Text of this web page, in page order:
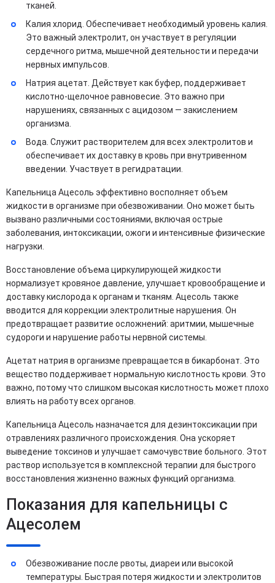
тканей.
Калия хлорид. Обеспечивает необходимый уровень калия.
Это важный электролит, он участвует в регуляции
сердечного ритма, мышечной деятельности и передачи
нервных импульсов.
Натрия ацетат. Действует как буфер, поддерживает
кислотно-щелочное равновесие. Это важно при
нарушениях, связанных с ацидозом — закислением
организма.
Вода. Служит растворителем для всех электролитов и
обеспечивает их доставку в кровь при внутривенном
введении. Участвует в регидратации.
Капельница Ацесоль эффективно восполняет объем
жидкости в организме при обезвоживании. Оно может быть
вызвано различными состояниями, включая острые
заболевания, интоксикации, ожоги и интенсивные физические
нагрузки.
Восстановление объема циркулирующей жидкости
нормализует кровяное давление, улучшает кровообращение и
доставку кислорода к органам и тканям. Ацесоль также
вводится для коррекции электролитные нарушения. Он
предотвращает развитие осложнений: аритмии, мышечные
судороги и нарушение работы нервной системы.
Ацетат натрия в организме превращается в бикарбонат. Это
вещество поддерживает нормальную кислотность крови. Это
важно, потому что слишком высокая кислотность может плохо
влиять на работу всех органов.
Капельница Ацесоль назначается для дезинтоксикации при
отравлениях различного происхождения. Она ускоряет
выведение токсинов и улучшает самочувствие больного. Этот
раствор используется в комплексной терапии для быстрого
восстановления жизненно важных функций организма.
Показания для капельницы с
Ацесолем
Обезвоживание после рвоты, диареи или высокой
температуры. Быстрая потеря жидкости и электролитов